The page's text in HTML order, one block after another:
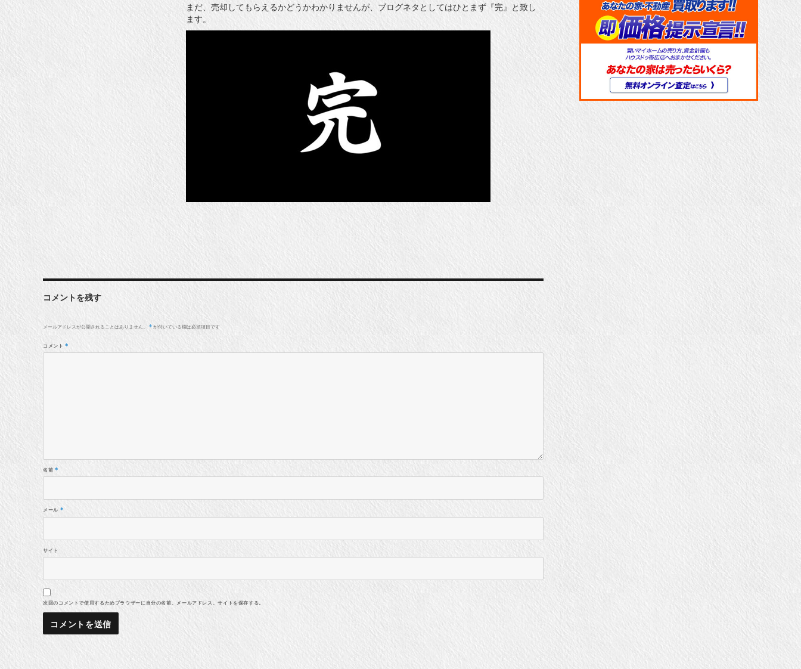
まだ、売却してもらえるかどうかわかりませんが、ブログネタとしてはひとまず『完』と致し
ます。
コメントを残す
メールアドレスが公開されることはありません。 * が付いている欄は必須項目です
コメント*
名前 *
メール *
サイト
次回のコメントで使用するためブラウザーに自分の名前、メールアドレス、サイトを保存する。